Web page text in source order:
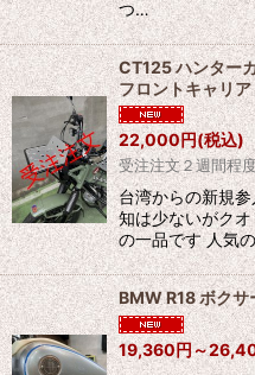
つ…
CT125 ハンター
フロントキャリア
22,000円(税込)
受注注文２週間程
台湾からの新規
知は少ないがク
の一品です 人気
BMW R18 ボクサ
19,360円～